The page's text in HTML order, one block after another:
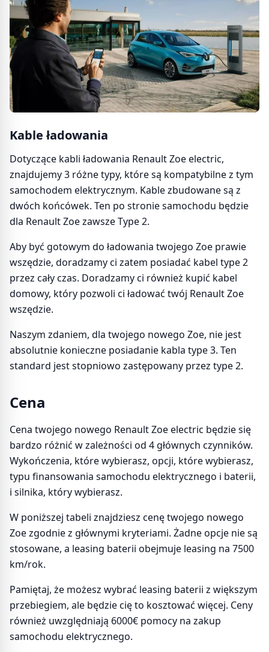
Kable ładowania
Dotyczące kabli ładowania Renault Zoe electric,
znajdujemy 3 różne typy, które są kompatybilne z tym
samochodem elektrycznym. Kable zbudowane są z
dwóch końcówek. Ten po stronie samochodu będzie
dla Renault Zoe zawsze Type 2.
Aby być gotowym do ładowania twojego Zoe prawie
wszędzie, doradzamy ci zatem posiadać kabel type 2
przez cały czas. Doradzamy ci również kupić kabel
domowy, który pozwoli ci ładować twój Renault Zoe
wszędzie.
Naszym zdaniem, dla twojego nowego Zoe, nie jest
absolutnie konieczne posiadanie kabla type 3. Ten
standard jest stopniowo zastępowany przez type 2.
Cena
Cena twojego nowego Renault Zoe electric będzie się
bardzo różnić w zależności od 4 głównych czynników.
Wykończenia, które wybierasz, opcji, które wybierasz,
typu finansowania samochodu elektrycznego i baterii,
i silnika, który wybierasz.
W poniższej tabeli znajdziesz cenę twojego nowego
Zoe zgodnie z głównymi kryteriami. Żadne opcje nie są
stosowane, a leasing baterii obejmuje leasing na 7500
km/rok.
Pamiętaj, że możesz wybrać leasing baterii z większym
przebiegiem, ale będzie cię to kosztować więcej. Ceny
również uwzględniają 6000€ pomocy na zakup
samochodu elektrycznego.